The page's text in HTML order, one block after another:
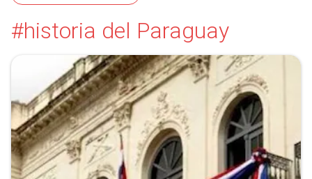
#historia del Paraguay